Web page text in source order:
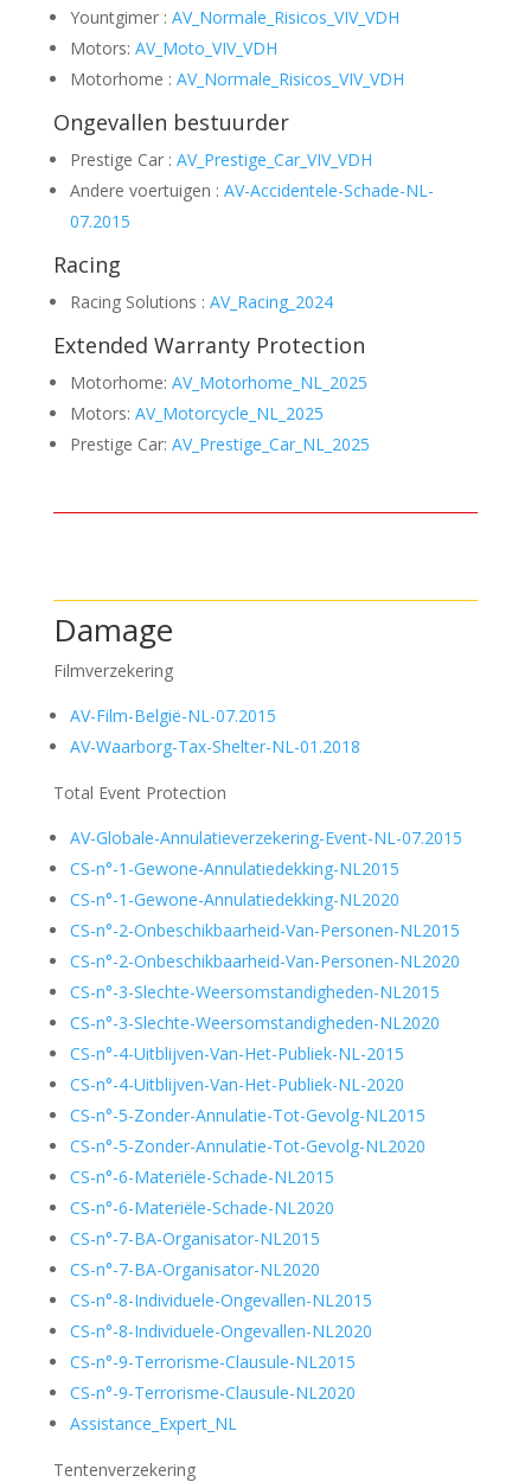
Yountgimer : AV_Normale_Risicos_VIV_VDH
Motors: AV_Moto_VIV_VDH
Motorhome : AV_Normale_Risicos_VIV_VDH
Ongevallen bestuurder
Prestige Car : AV_Prestige_Car_VIV_VDH
Andere voertuigen : AV-Accidentele-Schade-NL-
07.2015
Racing
Racing Solutions : AV_Racing_2024
Extended Warranty Protection
Motorhome: AV_Motorhome_NL_2025
Motors: AV_Motorcycle_NL_2025
Prestige Car: AV_Prestige_Car_NL_2025
Damage
Filmverzekering
AV-Film-België-NL-07.2015
AV-Waarborg-Tax-Shelter-NL-01.2018
Total Event Protection
AV-Globale-Annulatieverzekering-Event-NL-07.2015
CS-n°-1-Gewone-Annulatiedekking-NL2015
CS-n°-1-Gewone-Annulatiedekking-NL2020
CS-n°-2-Onbeschikbaarheid-Van-Personen-NL2015
CS-n°-2-Onbeschikbaarheid-Van-Personen-NL2020
CS-n°-3-Slechte-Weersomstandigheden-NL2015
CS-n°-3-Slechte-Weersomstandigheden-NL2020
CS-n°-4-Uitblijven-Van-Het-Publiek-NL-2015
CS-n°-4-Uitblijven-Van-Het-Publiek-NL-2020
CS-n°-5-Zonder-Annulatie-Tot-Gevolg-NL2015
CS-n°-5-Zonder-Annulatie-Tot-Gevolg-NL2020
CS-n°-6-Materiële-Schade-NL2015
CS-n°-6-Materiële-Schade-NL2020
CS-n°-7-BA-Organisator-NL2015
CS-n°-7-BA-Organisator-NL2020
CS-n°-8-Individuele-Ongevallen-NL2015
CS-n°-8-Individuele-Ongevallen-NL2020
CS-n°-9-Terrorisme-Clausule-NL2015
CS-n°-9-Terrorisme-Clausule-NL2020
Assistance_Expert_NL
Tentenverzekering